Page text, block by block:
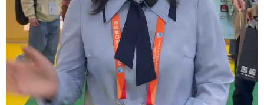
地方频道
北京 河北 山西
吉林 上海 江苏
浙江 福建 江西